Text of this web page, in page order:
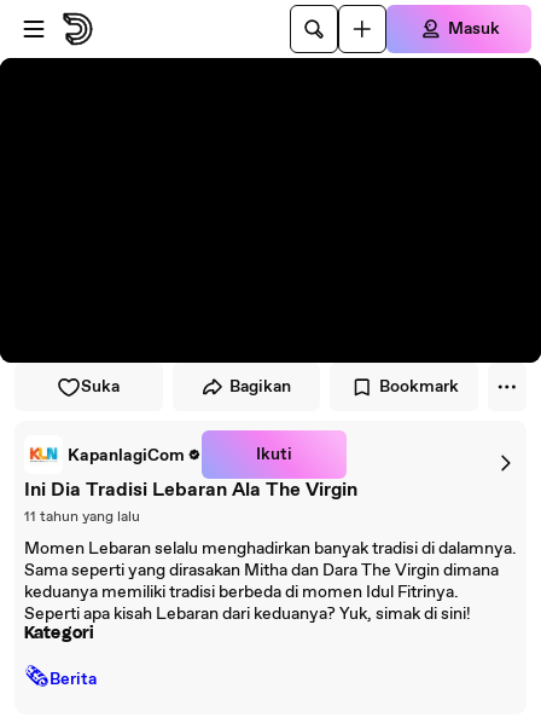
Lewati ke pemutar
Lewatkan ke konten utama
Masuk
Suka Bagikan Bookmark
KapanlagiCom Ikuti
Ini Dia Tradisi Lebaran Ala The Virgin
11 tahun yang lalu
Momen Lebaran selalu menghadirkan banyak tradisi di dalamnya.
Sama seperti yang dirasakan Mitha dan Dara The Virgin dimana
keduanya memiliki tradisi berbeda di momen Idul Fitrinya.
Seperti apa kisah Lebaran dari keduanya? Yuk, simak di sini!
Kategori
🗞Berita